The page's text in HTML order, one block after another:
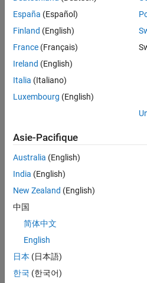
Determine Whether fi
Create afi object and
a =
    3.1416
DataTypeMode:
Signedness:
            WordLength: 16
tf = isdouble(a)
tf = logical
España (Español)
Finland (English)
France (Français)
Ireland (English)
Italia (Italiano)
Luxembourg (English)
Asie-Pacifique
Australia (English)
India (English)
New Zealand (English)
中国
简体中文
English
日本 (日本語)
한국 (한국어)